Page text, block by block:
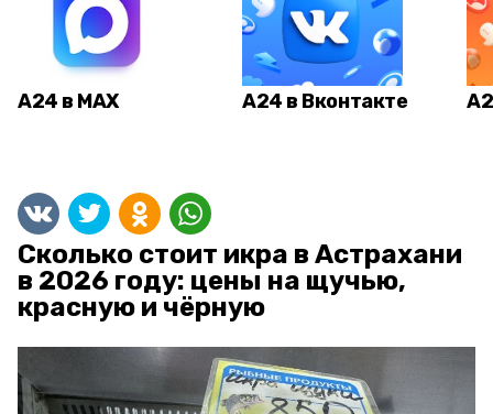
А24 в MAX А24 в Вконтакте
Сколько стоит икра в Астрахани
в 2026 году: цены на щучью,
красную и чёрную